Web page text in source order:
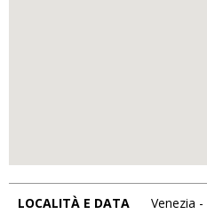
LOCALITÀ E DATA Venezia